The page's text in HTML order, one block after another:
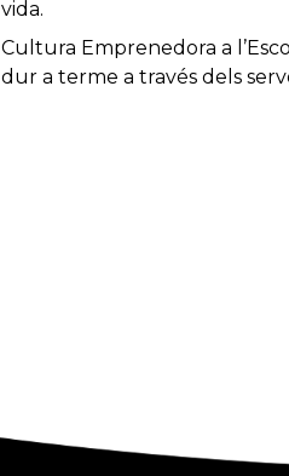
vida.
Cultura Emprenedora a
dur a terme a través dels